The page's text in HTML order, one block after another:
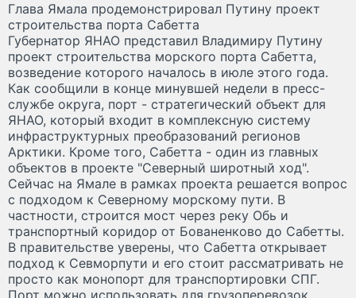
Глава Ямала продемонстрировал Путину проект
строительства порта Сабетта
Губернатор ЯНАО представил Владимиру Путину
проект строительства морского порта Сабетта,
возведение которого началось в июле этого года.
Как сообщили в конце минувшей недели в пресс-
службе округа, порт - стратегический объект для
ЯНАО, который входит в комплексную систему
инфраструктурных преобразований регионов
Арктики. Кроме того, Сабетта - один из главных
объектов в проекте "Северный широтный ход".
Сейчас на Ямале в рамках проекта решается вопрос
с подходом к Северному морскому пути. В
частности, строится мост через реку Обь и
транспортный коридор от Бованенково до Сабетты.
В правительстве уверены, что Сабетта открывает
подход к Севморпути и его стоит рассматривать не
просто как монопорт для транспортировки СПГ.